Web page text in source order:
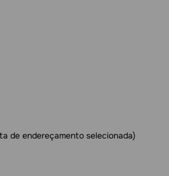
de endereçamento selecionada)